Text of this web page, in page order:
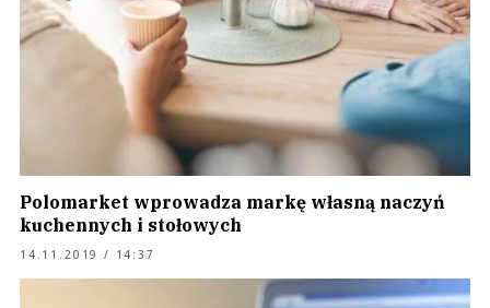
Polomarket wprowadza markę własną naczyń
kuchennych i stołowych
14.11.2019 / 14:37